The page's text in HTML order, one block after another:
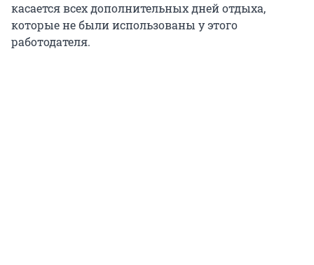
касается всех дополнительных дней отдыха,
которые не были использованы у этого
работодателя.